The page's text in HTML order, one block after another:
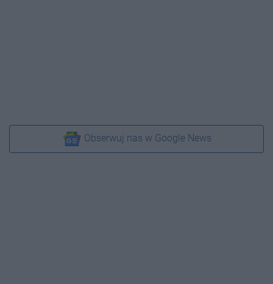
Obserwuj nas w Google News